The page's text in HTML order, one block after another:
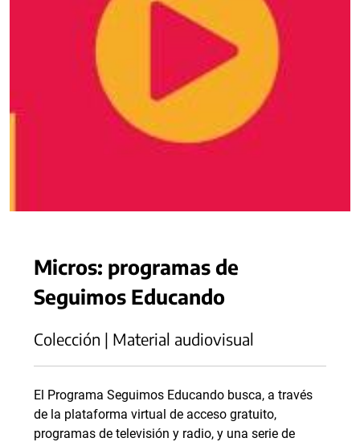
Micros: programas de
Seguimos Educando
Colección | Material audiovisual
El Programa Seguimos Educando busca, a través
de la plataforma virtual de acceso gratuito,
programas de televisión y radio, y una serie de